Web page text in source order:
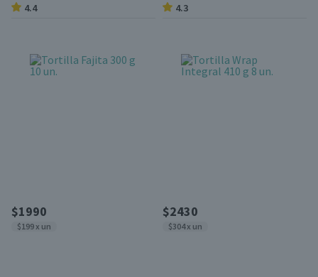
4.4 4.3
$1990
$199 x un
$2430
$304 x un